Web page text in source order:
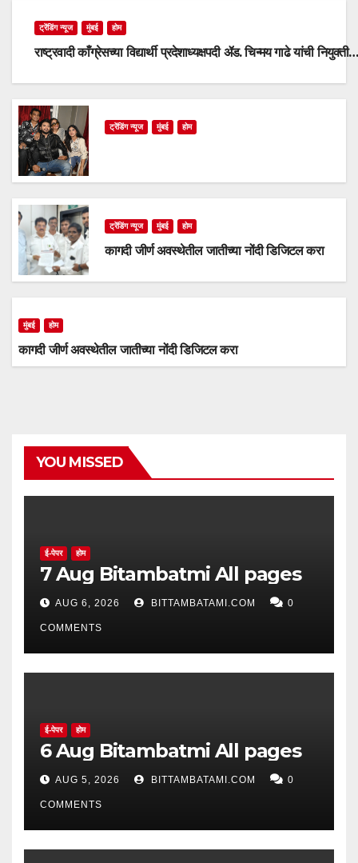
ट्रेंडिंग न्यूज मुंबई होम
राष्ट्रवादी काँग्रेसच्या विद्यार्थी प्रदेशाध्यक्षपदी ॲड. चिन्मय गाढे यांची नियुक्ती…
ट्रेंडिंग न्यूज मुंबई होम
ट्रेंडिंग न्यूज मुंबई होम
कागदी जीर्ण अवस्थेतील जातीच्या नोंदी डिजिटल करा
मुंबई होम
कागदी जीर्ण अवस्थेतील जातीच्या नोंदी डिजिटल करा
YOU MISSED
ई-पेपर होम
7 Aug Bitambatmi All pages
AUG 6, 2026 BITTAMBATAMI.COM 0
COMMENTS
ई-पेपर होम
6 Aug Bitambatmi All pages
AUG 5, 2026 BITTAMBATAMI.COM 0
COMMENTS